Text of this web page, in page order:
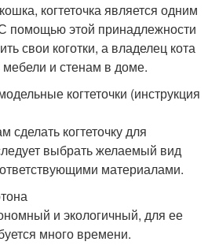
Материал для
когтеточки
Домик для кошки
когтеточка является одним
помощью этой принадлежности
свои коготки, а владелец кота
мебели и стенам в доме.
когтеточки (инструкция
когтеточку для
выбрать желаемый вид
материалами.
и экологичный, для ее
много времени.